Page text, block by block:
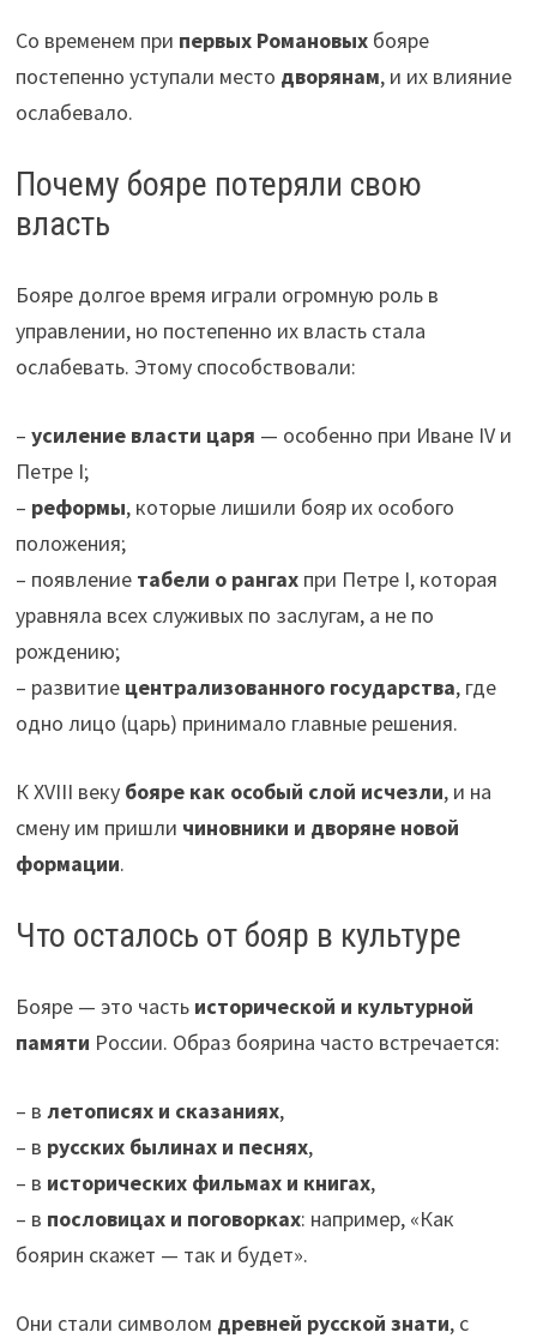
Со временем при первых Романовыхбояре
постепенно уступали место дворянам, и их влияние
ослабевало.
Почему бояре потеряли свою
власть
Бояре долгое время играли огромную роль в
управлении, но постепенно их власть стала
ослабевать. Этому способствовали:
– усиление власти царя — особенно при Иване IV и
Петре I;
– реформы, которые лишили бояр их особого
положения;
– появление табели о рангахпри Петре I, которая
уравняла всех служивых по заслугам, а не по
рождению;
– развитие централизованного государства, где
одно лицо (царь) принимало главные решения.
К XVIII веку бояре как особый слой исчезли, и на
смену им пришли чиновники и дворяне новой
формации.
Что осталось от бояр в культуре
Бояре — это часть исторической и культурной
памяти России. Образ боярина часто встречается:
– в летописях и сказаниях,
– в русских былинах и песнях,
– в исторических фильмах и книгах,
– в пословицах и поговорках: например, «Как
боярин скажет — так и будет».
Они стали символом древней русской знати, с